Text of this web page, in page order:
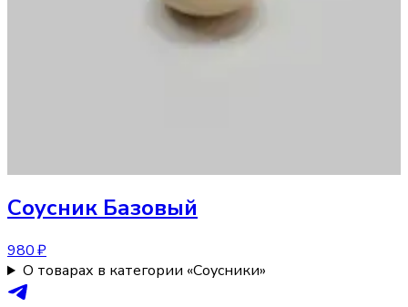
Соусник Базовый
980 ₽
О товарах в категории «Соусники»